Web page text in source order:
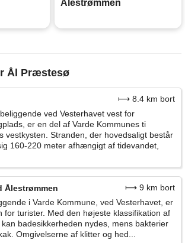
Ålestrømmen
Ål Præstesø
⟼ 8.4 km bort
ved Vesterhavet vest for
er en del af Varde Kommunes ti
vestkysten. Stranden, der hovedsaligt består
160-220 meter afhængigt af tidevandet,
Ålestrømmen
⟼ 9 km bort
i Varde Kommune, ved Vesterhavet, er
for turister. Med den højeste klassifikation af
badesikkerheden nydes, mens bakterier
Omgivelserne af klitter og hed...